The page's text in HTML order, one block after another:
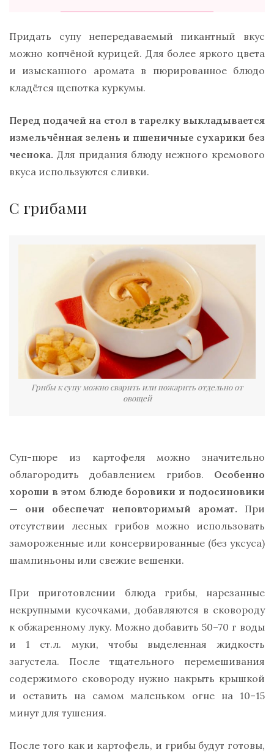
Придать супу непередаваемый пикантный вкус
можно копчёной курицей. Для более яркого цвета
и изысканного аромата в пюрированное блюдо
кладётся щепотка куркумы.
Перед подачей на стол в тарелку выкладывается
измельчённая зелень и пшеничные сухарики без
чеснока. Для придания блюду нежного кремового
вкуса используются сливки.
С грибами
Грибы к супу можно сварить или пожарить отдельно от
овощей
Суп-пюре из картофеля можно значительно
облагородить добавлением грибов. Особенно
хороши в этом блюде боровики и подосиновики
— они обеспечат неповторимый аромат. При
отсутствии лесных грибов можно использовать
замороженные или консервированные (без уксуса)
шампиньоны или свежие вешенки.
При приготовлении блюда грибы, нарезанные
некрупными кусочками, добавляются в сковороду
к обжаренному луку. Можно добавить 50–70 г воды
и 1 ст.л. муки, чтобы выделенная жидкость
загустела. После тщательного перемешивания
содержимого сковороду нужно накрыть крышкой
и оставить на самом маленьком огне на 10–15
минут для тушения.
После того как и картофель, и грибы будут готовы,